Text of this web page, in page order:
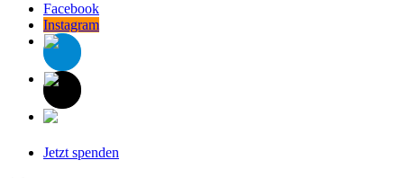
Facebook
Instagram
Jetzt spenden